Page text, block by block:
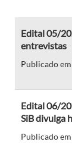
Edital 05/
entrevistas
Publicado
Edital 06/
SiB divulga
Publicado